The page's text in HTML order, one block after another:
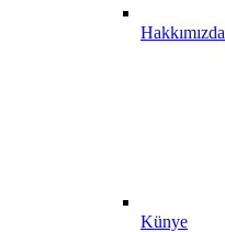
Hakkımızda
Künye